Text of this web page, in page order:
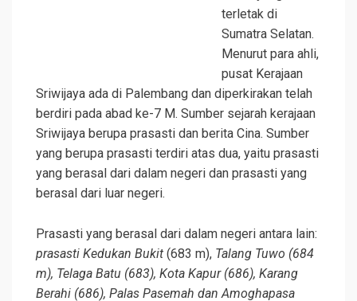
terletak di
Sumatra Selatan.
Menurut para ahli,
pusat Kerajaan
Sriwijaya ada di Palembang dan diperkirakan telah
berdiri pada abad ke-7 M. Sumber sejarah kerajaan
Sriwijaya berupa prasasti dan berita Cina. Sumber
yang berupa prasasti terdiri atas dua, yaitu prasasti
yang berasal dari dalam negeri dan prasasti yang
berasal dari luar negeri.
Prasasti yang berasal dari dalam negeri antara lain:
prasasti Kedukan Bukit (683 m), Talang Tuwo (684
m), Telaga Batu (683), Kota Kapur (686), Karang
Berahi (686), Palas Pasemah dan Amoghapasa